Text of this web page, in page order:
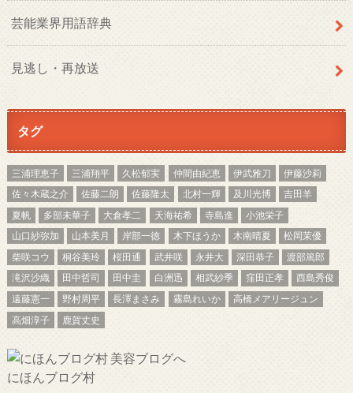
芸能業界用語辞典
見逃し・再放送
タグ
三浦理恵子 三浦翔平 久松郁実 仲間由紀恵 伊武雅刀
伊藤沙莉
佐々木蔵之介
佐藤二朗 佐藤隆太 北村一輝 及川光博
吉田羊
夏帆
多部未華子 大倉孝二 天海祐希 寺島進
小池栄子
山口紗弥加
山本美月 岸部一徳 木下ほうか 木南晴夏
松岡茉優
柴咲コウ
桐谷美玲 桜田通 武井咲 永井大 深田恭子
渡部篤郎
滝沢沙織
田中哲司 田中圭 白洲迅 相武紗季 窪田正孝
西島秀俊
遠藤憲一
野村周平 長澤まさみ 霧島れいか
高橋メアリージュン
高畑淳子
鹿賀丈史
にほんブログ村